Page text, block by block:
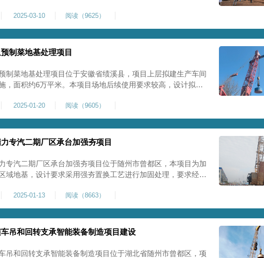
程量，严格把控每标段施工区域的施工质量，确保工程整体质
程中我司严格按照设计规范
2025-03-10 阅读（9625）
制菜地基处理项目
制菜地基处理项目位于安徽省绩溪县，项目上层拟建生产车间
，面积约6万平米。本项目场地后续使用要求较高，设计拟采
架一幅辅助高能级强夯施工，配备85T，直径为2m，高度为
个，柱锤接地面积更小，强夯穿透
2025-01-20 阅读（9605）
专汽二期厂区承台加强夯项目
专汽二期厂区承台加强夯项目位于随州市曾都区，本项目为加
域地基，设计要求采用强夯置换工艺进行加固处理，要求经处
采用夯击能较大，夯击次数较多，为确保场地临近建筑物安全
近建筑物的场地界限开挖减震沟
2025-01-13 阅读（8663）
吊和回转支承智能装备制造项目建设
吊和回转支承智能装备制造项目位于湖北省随州市曾都区，项